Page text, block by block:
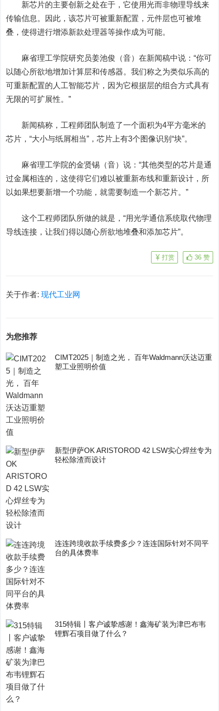
新芯片的主要创新之处在于，它使用光而非物理导线来
传输信息。因此，该芯片可被重新配置，元件层也可被堆
叠，使得进行增添新款处理器等操作成为可能。
麻省理工学院研究员姜池俊（音）在新闻稿中说：“你可
以随心所欲地增加计算层和传感器。我们称之为类似乐高的
可重新配置的人工智能芯片，因为它根据层的组合方式具有
无限的可扩展性。”
新闻稿称，工程师团队制造了一个面积为4平方毫米的
芯片，“大小与纸屑相当”，芯片上有3个图像识别“块”。
麻省理工学院的金贤锡（音）说：“其他类型的芯片是通
过金属相连的，这使得它们难以被重新布线和重新设计，所
以如果想要新增一个功能，就需要制造一个新芯片。”
这个工程师团队所做的就是，“用光学通信系统取代物理
导线连接，让我们得以随心所欲地堆叠和添加芯片”。
36 赞
打赏
关于作者:现代工业网
为您推荐
CIMT2025｜制造之光， 百年Waldmann沃达迈重
塑工业照明价值
新型伊萨OK ARISTOROD 42 LSW实心焊丝专为
轻松除渣而设计
连连跨境收款手续费多少？连连国际针对不同平
台的具体费率
315特辑丨客户诚挚感谢！鑫海矿装为津巴布韦
锂辉石项目做了什么？